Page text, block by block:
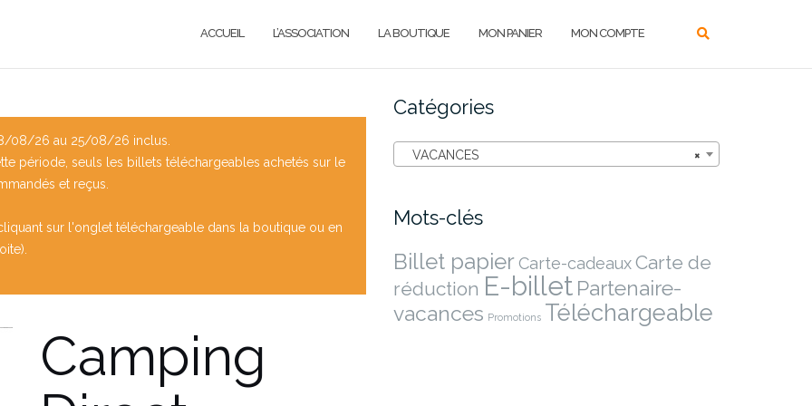
ACCUEIL L’ASSOCIATION LA BOUTIQUE MON PANIER MON COMPTE
08/26 au 25/08/26 inclus.
période, seuls les billets téléchargeables achetés sur le
et reçus.
sur l'onglet téléchargeable dans la boutique ou en
Camping
Catégories
×
VACANCES
Mots-clés
Billet papier Carte-cadeauxCarte de
réduction E-billet Partenaire-
vacances Promotions Téléchargeable